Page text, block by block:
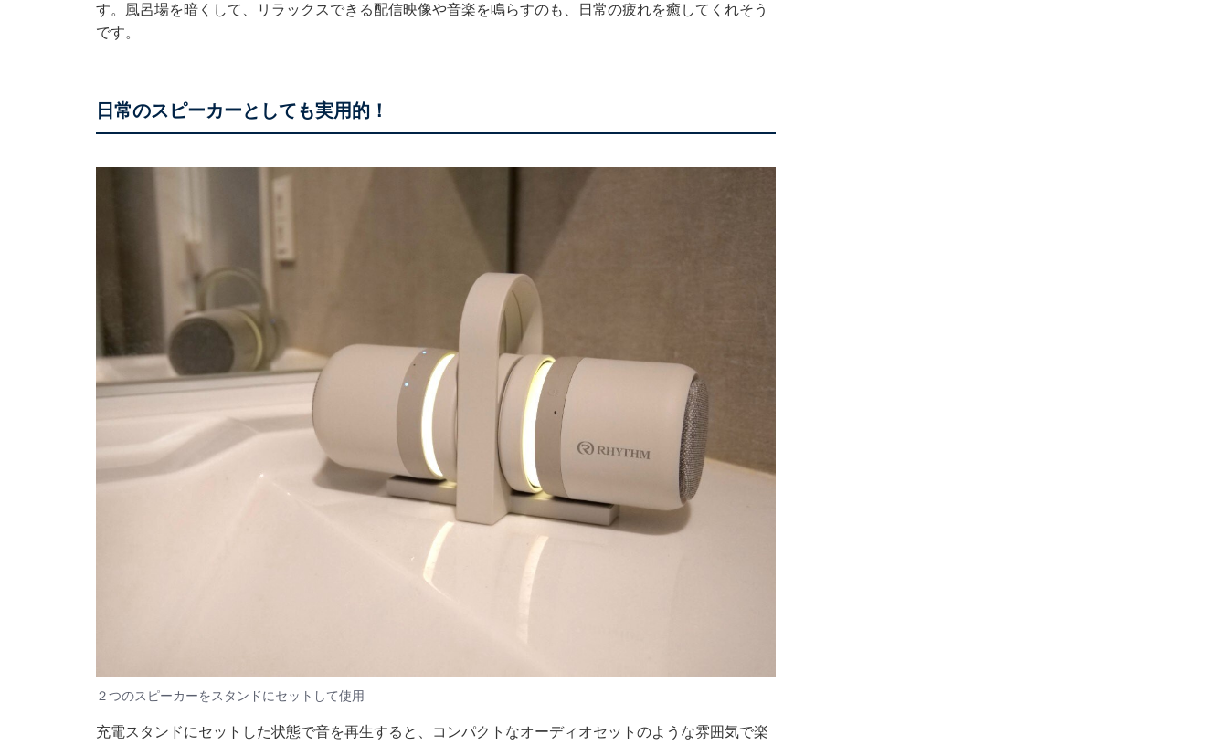
す。風呂場を暗くして、リラックスできる配信映像や音楽を鳴らすのも、日常の疲れを癒してくれそう
です。
日常のスピーカーとしても実用的！
２つのスピーカーをスタンドにセットして使用
充電スタンドにセットした状態で音を再生すると、コンパクトなオーディオセットのような雰囲気で楽